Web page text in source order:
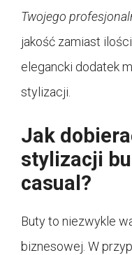
Twojego
jakość zamiast
elegancki dodatek
stylizacji.
Jak
stylizacji
casual?
Buty to niezwykle
biznesowej. W